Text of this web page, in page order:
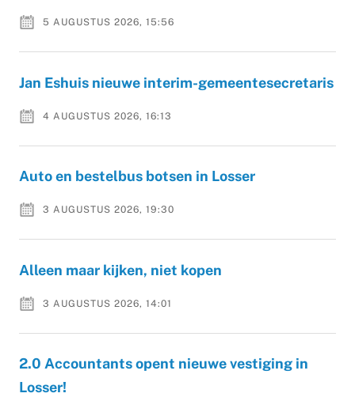
5 AUGUSTUS 2026, 15:56
Jan Eshuis nieuwe interim-gemeentesecretaris
4 AUGUSTUS 2026, 16:13
Auto en bestelbus botsen in Losser
3 AUGUSTUS 2026, 19:30
Alleen maar kijken, niet kopen
3 AUGUSTUS 2026, 14:01
2.0 Accountants opent nieuwe vestiging in
Losser!